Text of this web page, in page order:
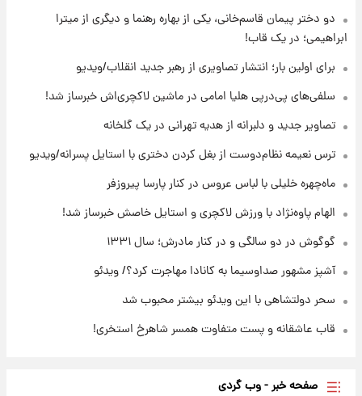
۲۰ ساعت پیش
۲۱ ساعت پیش
با قدرتمندترین و بادوام ترین تانک جهان آشنا
شوید+ فیلم
۲۱ ساعت پیش
دو دختر پیمان قاسم‌خانی، یکی از بهاره رهنما و دیگری از میترا
ابراهیمی؛ در یک قاب!
برای اولین بار؛ انتشار تصاویری از رهبر جدید انقلاب/ویدیو
سلفی‌های پی‌درپی هلیا امامی در ماشین لاکچری‌اش خبرساز شد!
تصاویر جدید و دلبرانه از هدیه تهرانی در یک گلخانه
ترس نعیمه نظام‌دوست از بغل کردن دختری با استایل پسرانه/ویدیو
ماه‌چهره خلیلی با لباس عروس در کنار پارسا پیروزفر
الهام پاوه‌نژاد با ورزش لاکچری و استایل خاصش خبرساز شد!
گوگوش در دو سالگی و در کنار مادرش؛ سال ۱۳۳۱
آشپز مشهور صداوسیما به کانادا مهاجرت کرد؟/ ویدئو
سحر دولتشاهی با این ویدئو بیشتر محبوب شد
قاب عاشقانه و پست متفاوت همسر شاهرخ استخری!
صفحه خبر - وب گردی